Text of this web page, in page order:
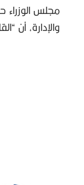
مجلس الوزراء
والإدارة، أن